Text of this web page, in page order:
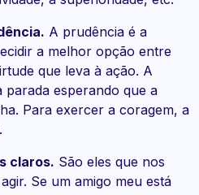
A prudência é a
a melhor opção entre
que leva à ação. A
esperando que a
Para exercer a coragem, a
claros. São eles que nos
Se um amigo meu está